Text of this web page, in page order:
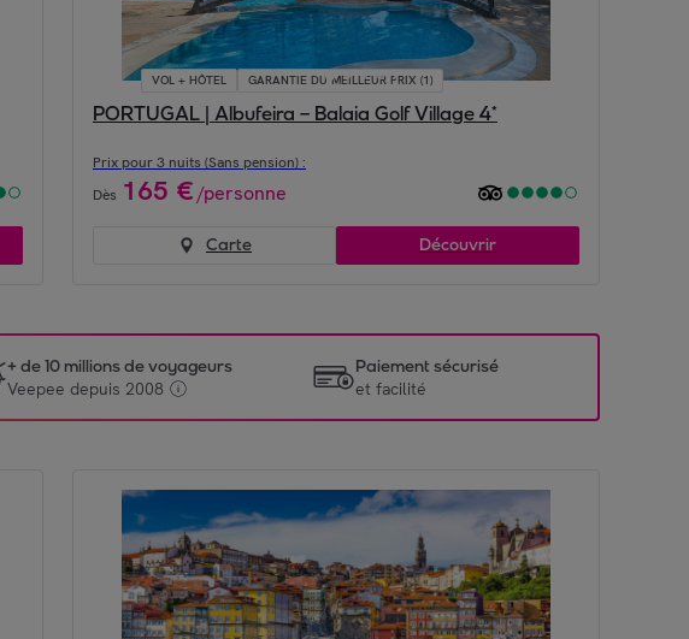
VOL + HÔTEL GARANTIE DU MEILLEUR PRIX (1)
PORTUGAL | Albufeira – Balaia Golf Village 4*
Prix pour 3 nuits (Sans pension) :
Dès 165 €/personne
Carte Découvrir
+ de 10 millions de voyageurs
Veepee depuis 2008
Paiement sécurisé
et facilité